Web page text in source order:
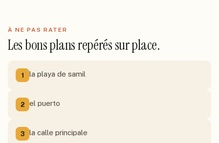
À NE PAS RATER
Les bons plans repérés sur place.
1 la playa de samil
2 el puerto
3 la calle principale